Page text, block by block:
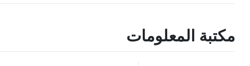
مكتبة المعلومات